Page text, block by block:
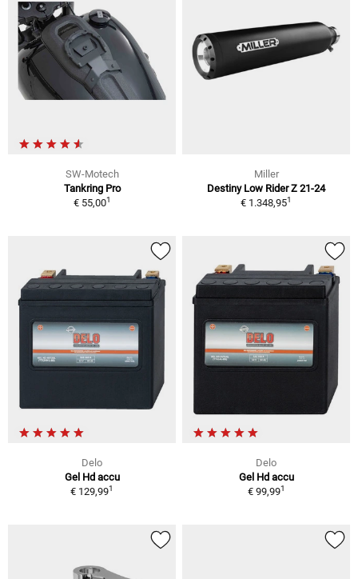
SW-Motech
Tankring Pro
€ 55,001
Miller
Destiny Low Rider Z 21-24
€ 1.348,951
Delo
Gel Hd accu
€ 129,991
Delo
Gel Hd accu
€ 99,991